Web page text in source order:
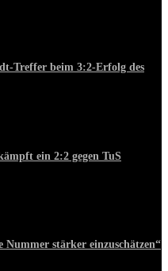
Treffer beim 3:2-Erfolg des
ein 2:2 gegen TuS
Nummer stärker einzuschätzen“